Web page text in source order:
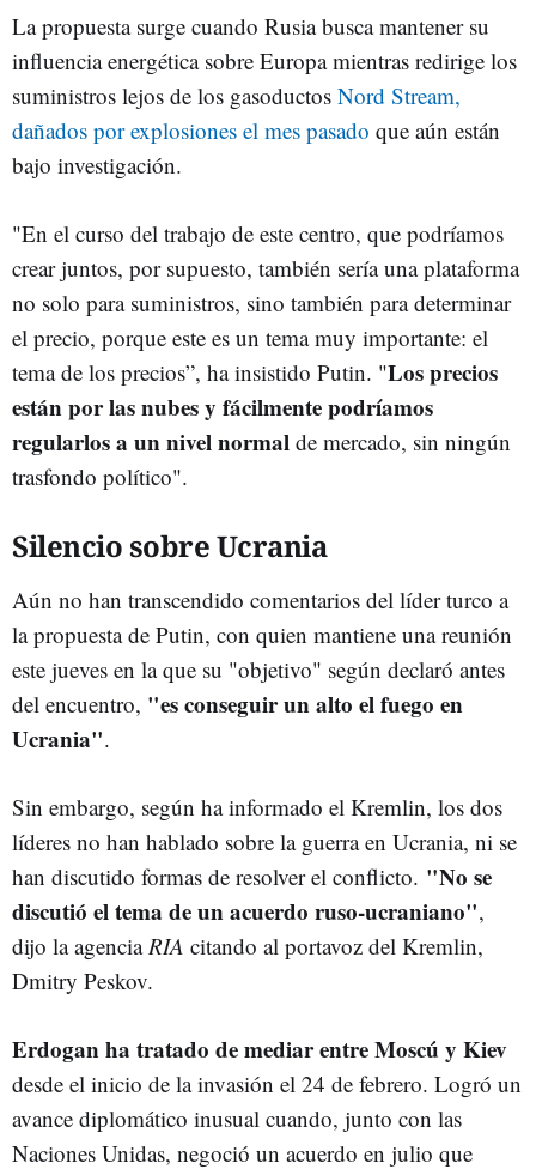
La propuesta surge cuando Rusia busca mantener su
influencia energética sobre Europa mientras redirige los
suministros lejos de los gasoductos Nord Stream,
dañados por explosiones el mes pasado que aún están
bajo investigación.
"En el curso del trabajo de este centro, que podríamos
crear juntos, por supuesto, también sería una plataforma
no solo para suministros, sino también para determinar
el precio, porque este es un tema muy importante: el
tema de los precios”, ha insistido Putin. "Los precios
están por las nubes y fácilmente podríamos
regularlos a un nivel normal de mercado, sin ningún
trasfondo político".
Silencio sobre Ucrania
Aún no han transcendido comentarios del líder turco a
la propuesta de Putin, con quien mantiene una reunión
este jueves en la que su "objetivo" según declaró antes
del encuentro, "es conseguir un alto el fuego en
Ucrania".
Sin embargo, según ha informado el Kremlin, los dos
líderes no han hablado sobre la guerra en Ucrania, ni se
han discutido formas de resolver el conflicto. "No se
discutió el tema de un acuerdo ruso-ucraniano",
dijo la agenciaRIA citando al portavoz del Kremlin,
Dmitry Peskov.
Erdogan ha tratado de mediar entre Moscú y Kiev
desde el inicio de la invasión el 24 de febrero. Logró un
avance diplomático inusual cuando, junto con las
Naciones Unidas, negoció un acuerdo en julio que